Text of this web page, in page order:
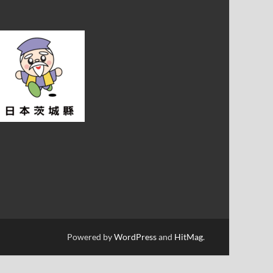
Powered byWordPressand HitMag.